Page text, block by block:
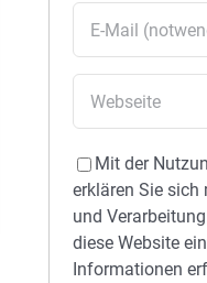
Mit der
erklären Sie sich
und
diese Website
Informationen